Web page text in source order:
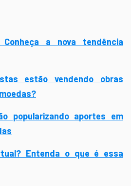
a nova tendência
estão vendendo obras
popularizando aportes em
Entenda o que é essa